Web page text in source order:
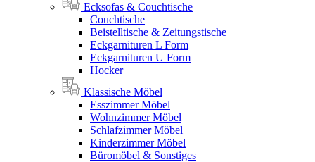
Ecksofas & Couchtische
Couchtische
Beistelltische & Zeitungstische
Eckgarnituren L Form
Eckgarnituren U Form
Hocker
Klassische Möbel
Esszimmer Möbel
Wohnzimmer Möbel
Schlafzimmer Möbel
Kinderzimmer Möbel
Büromöbel & Sonstiges